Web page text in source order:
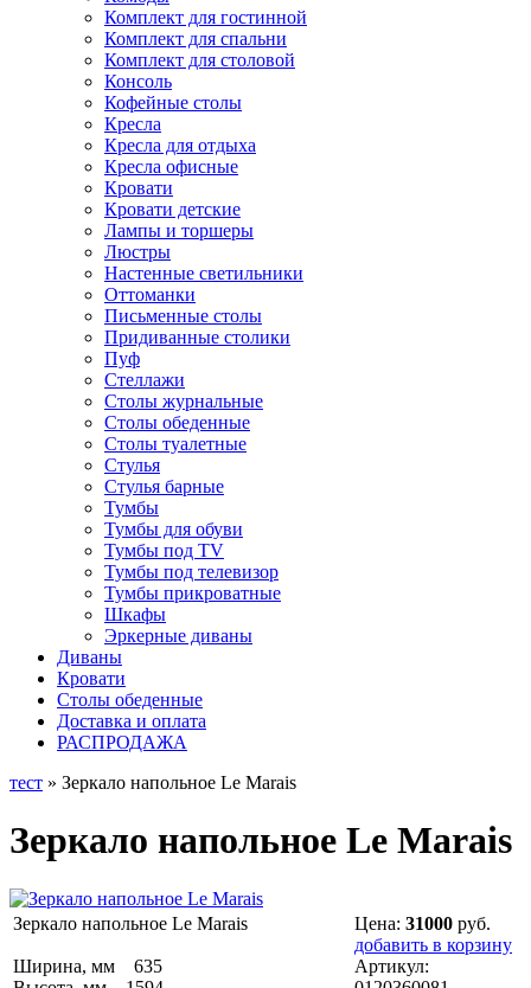
Комплект для гостинной
Комплект для спальни
Комплект для столовой
Консоль
Кофейные столы
Кресла
Кресла для отдыха
Кресла офисные
Кровати
Кровати детские
Лампы и торшеры
Люстры
Настенные светильники
Оттоманки
Письменные столы
Придиванные столики
Пуф
Стеллажи
Столы журнальные
Столы обеденные
Столы туалетные
Стулья
Стулья барные
Тумбы
Тумбы для обуви
Тумбы под TV
Тумбы под телевизор
Тумбы прикроватные
Шкафы
Эркерные диваны
Диваны
Кровати
Столы обеденные
Доставка и оплата
РАСПРОДАЖА
тест » Зеркало напольное Le Marais
Зеркало напольное Le Marais
Зеркало напольное Le Marais
Ширина, мм 635
Цена: 31000 руб.
добавить в корзину
Артикул: